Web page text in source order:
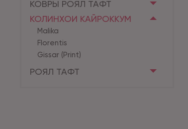
КОВРЫ РОЯЛ ТАФТ
КОЛИНХОИ КАЙРОККУМ
Malika
Florentis
Gissar (Print)
РОЯЛ ТАФТ